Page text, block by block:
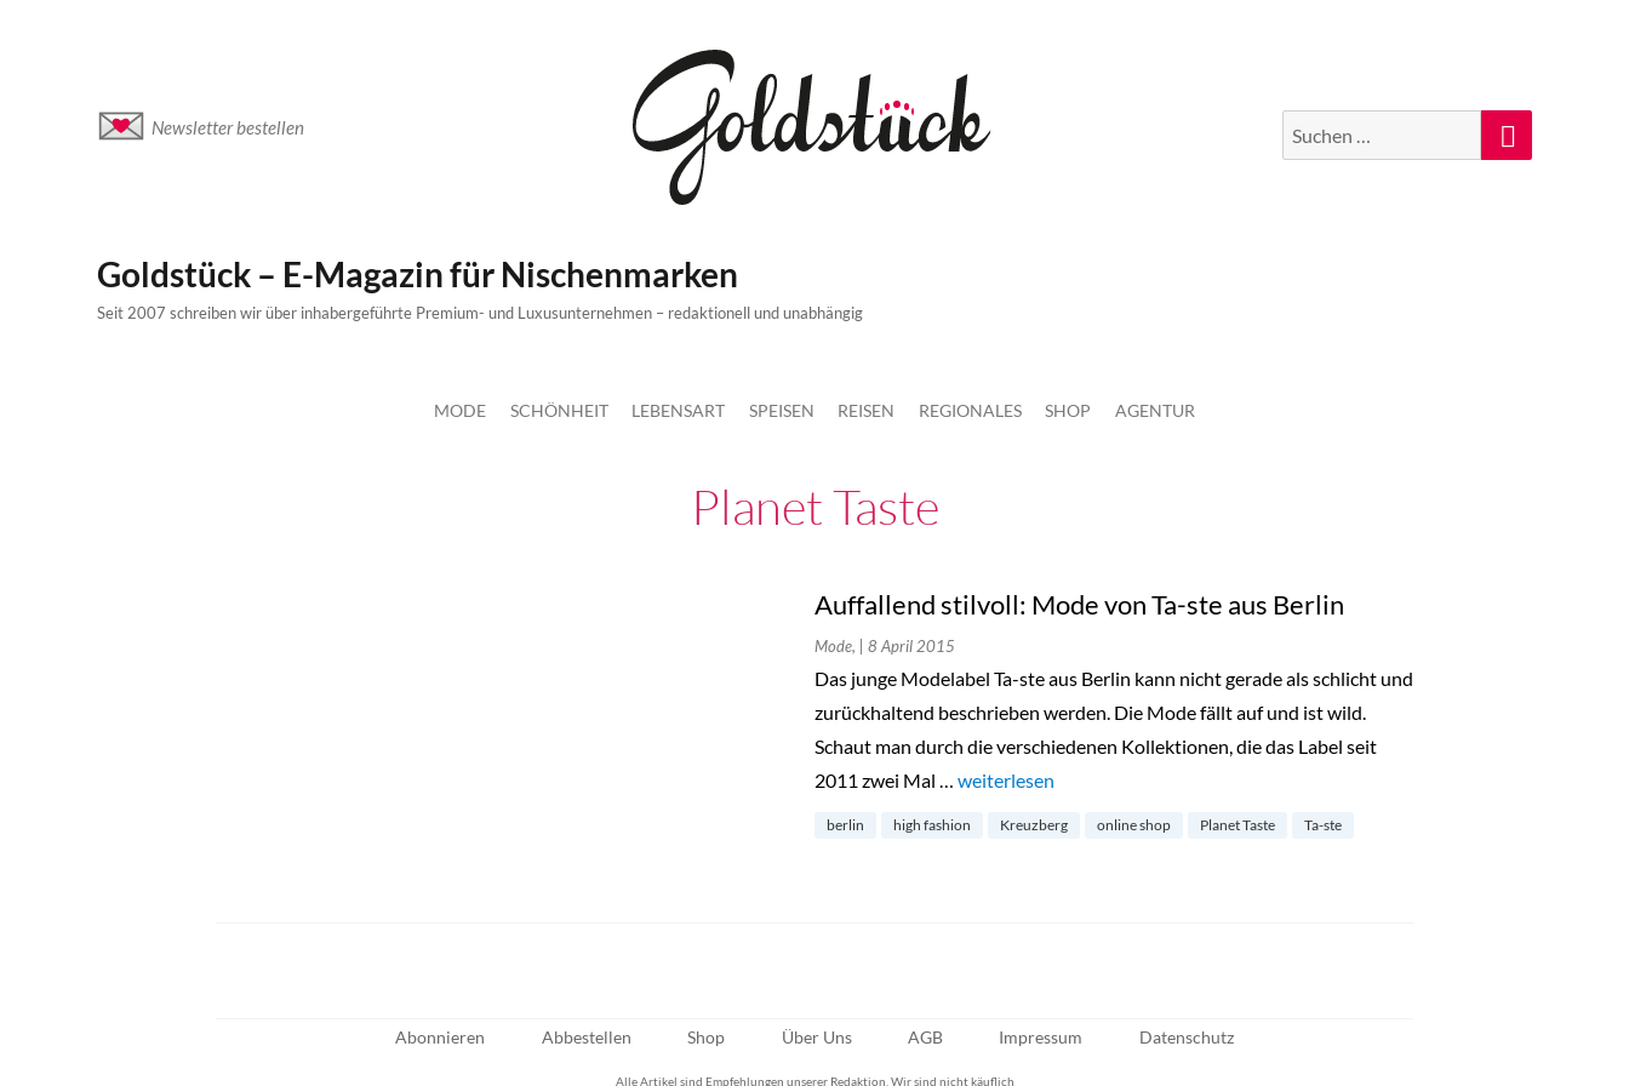
Newsletter bestellen
Suche
nach:
Suchen
Goldstück – E-Magazin für Nischenmarken
Seit 2007 schreiben wir über inhabergeführte Premium- und Luxusunternehmen – redaktionell und unabhängig
MODE SCHÖNHEIT LEBENSART SPEISEN REISEN REGIONALES SHOP AGENTUR
Planet Taste
Auffallend stilvoll: Mode von Ta-ste aus Berlin
Mode, | 8 April 2015
Das junge Modelabel Ta-ste aus Berlin kann nicht gerade als schlicht und
zurückhaltend beschrieben werden. Die Mode fällt auf und ist wild.
Schaut man durch die verschiedenen Kollektionen, die das Label seit
2011 zwei Mal … „Auffallend stilvoll: Mode von Ta-ste aus Berlin“
weiterlesen
berlin high fashion Kreuzberg online shop Planet Taste Ta-ste
Abonnieren Abbestellen Shop Über Uns AGB Impressum Datenschutz
Alle Artikel sind Empfehlungen unserer Redaktion. Wir sind nicht käuflich